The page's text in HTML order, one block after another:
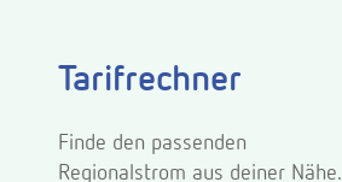
Tarifrechner
Finde den passenden
Regionalstrom aus deiner Nähe.